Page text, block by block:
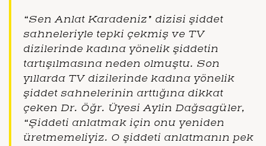
“Sen Anlat Karadeniz” dizisi şiddet
sahneleriyle tepki çekmiş ve TV
dizilerinde kadına yönelik şiddetin
tartışılmasına neden olmuştu. Son
yıllarda TV dizilerinde kadına yönelik
şiddet sahnelerinin arttığına dikkat
çeken Dr. Öğr. Üyesi Aylin Dağsagüler,
“Şiddeti anlatmak için onu yeniden
üretmemeliyiz. O şiddeti anlatmanın pek